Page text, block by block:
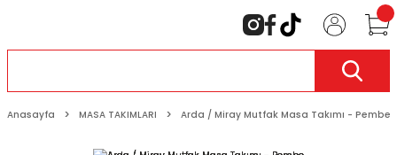
Anasayfa MASA TAKIMLARI Arda / Miray Mutfak Masa Takımı - Pembe